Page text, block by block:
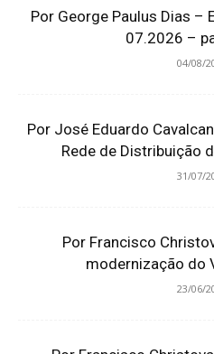
Por George Paulus Dias –
07.2026 –
04/08/
Por José Eduardo
Rede de Distribuição
31/07/
Por Francisco
modernização do
23/06/